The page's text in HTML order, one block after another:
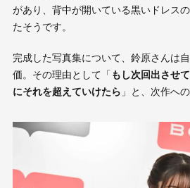
があり、背中が開いている黒いドレス
たそうです。
完成した写真集について、鈴原さんは
価。その理由として「 もし次回出させ
にそれを超えていけたら 」と、次作へ